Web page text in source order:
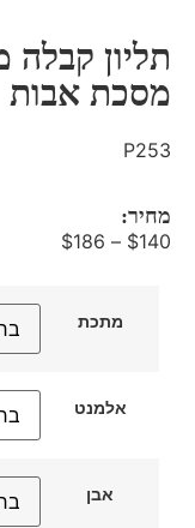
תליון
מסכת אבות
P253
מחיר:
$140
–
$186
מתכת
אלמנט
אבן